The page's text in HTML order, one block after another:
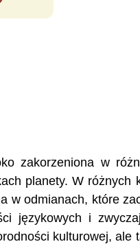
zakorzeniona w
planety. W różnych
w odmianach, które
językowych i
kulturowej,